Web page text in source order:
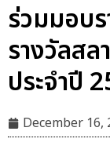
ร่วมมอบ
รางวัลสล
ประจำปี
December 16,